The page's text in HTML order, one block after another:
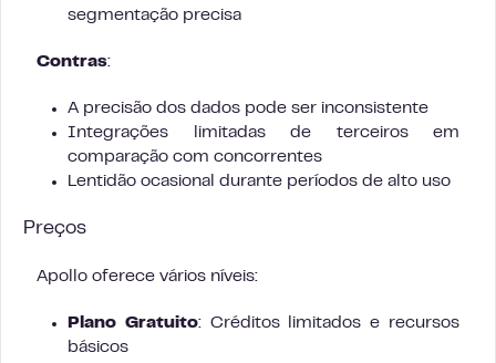
segmentação precisa
Contras:
A precisão dos dados pode ser inconsistente
Integrações limitadas de terceiros em
comparação com concorrentes
Lentidão ocasional durante períodos de alto uso
Preços
Apollo oferece vários níveis:
Plano Gratuito: Créditos limitados e recursos
básicos